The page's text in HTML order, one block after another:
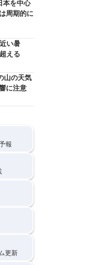
4m/s 4m/s
を中心
周期的に
い暑
える
山の天気
に注意
報
更新